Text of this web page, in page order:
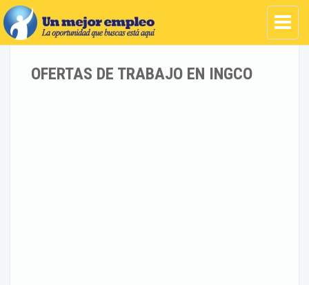
OFERTAS DE TRABAJO EN INGCO